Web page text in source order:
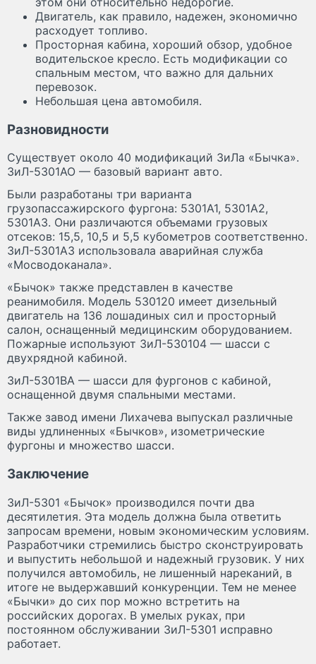
Двигатель, как правило, надежен, экономично
расходует топливо.
Просторная кабина, хороший обзор, удобное
водительское кресло. Есть модификации со
спальным местом, что важно для дальних
перевозок.
Небольшая цена автомобиля.
Разновидности
Существует около 40 модификаций ЗиЛа «Бычка».
ЗиЛ-5301АО — базовый вариант авто.
Были разработаны три варианта
грузопассажирского фургона: 5301А1, 5301А2,
5301А3. Они различаются объемами грузовых
отсеков: 15,5, 10,5 и 5,5 кубометров соответственно.
ЗиЛ-5301А3 использовала аварийная служба
«Мосводоканала».
«Бычок» также представлен в качестве
реанимобиля. Модель 530120 имеет дизельный
двигатель на 136 лошадиных сил и просторный
салон, оснащенный медицинским оборудованием.
Пожарные используют ЗиЛ-530104 — шасси с
двухрядной кабиной.
ЗиЛ-5301ВА — шасси для фургонов с кабиной,
оснащенной двумя спальными местами.
Также завод имени Лихачева выпускал различные
виды удлиненных «Бычков», изометрические
фургоны и множество шасси.
Заключение
ЗиЛ-5301 «Бычок» производился почти два
десятилетия. Эта модель должна была ответить
запросам времени, новым экономическим условиям.
Разработчики стремились быстро сконструировать
и выпустить небольшой и надежный грузовик. У них
получился автомобиль, не лишенный нареканий, в
итоге не выдержавший конкуренции. Тем не менее
«Бычки» до сих пор можно встретить на
российских дорогах. В умелых руках, при
постоянном обслуживании ЗиЛ-5301 исправно
работает.